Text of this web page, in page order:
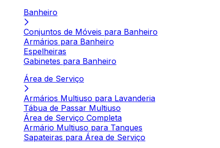
Banheiro
Conjuntos de Móveis para Banheiro
Armários para Banheiro
Espelheiras
Gabinetes para Banheiro
Área de Serviço
Armários Multiuso para Lavanderia
Tábua de Passar Multiuso
Área de Serviço Completa
Armário Multiuso para Tanques
Sapateiras para Área de Serviço